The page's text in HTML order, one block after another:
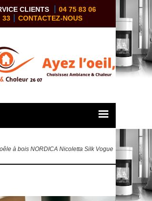
CLIENTS
04 75 83 06
33
CONTACTEZ-NOUS
à bois NORDICA Nicoletta Silk Vogue